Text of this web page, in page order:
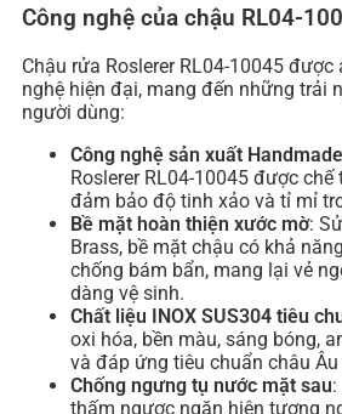
Công nghệ của chậu RL04-
Chậu rửa Roslerer RL04-10045
nghệ hiện đại, mang đến những trải
người dùng:
Công nghệ sản xuất Handmade
Roslerer RL04-10045 được
đảm bảo độ tinh xảo và tỉ mỉ
Bề mặt hoàn thiện xước mờ:
Brass, bề mặt chậu có khả
chống bám bẩn, mang lại vẻ
dàng vệ sinh.
Chất liệu INOX SUS304 tiêu
oxi hóa, bền màu, sáng bóng,
và đáp ứng tiêu chuẩn châu Âu
Chống ngưng tụ nước mặt sau
thấm ngược ngăn hiện tượng